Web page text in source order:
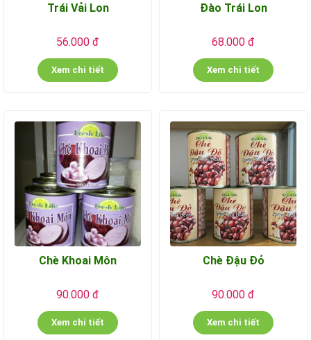
Trái Vải Lon
56.000 đ
Xem chi tiết
Đào Trái Lon
68.000 đ
Xem chi tiết
Chè Khoai Môn
90.000 đ
Xem chi tiết
Chè Đậu Đỏ
90.000 đ
Xem chi tiết